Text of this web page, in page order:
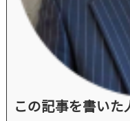
この記事を書いた